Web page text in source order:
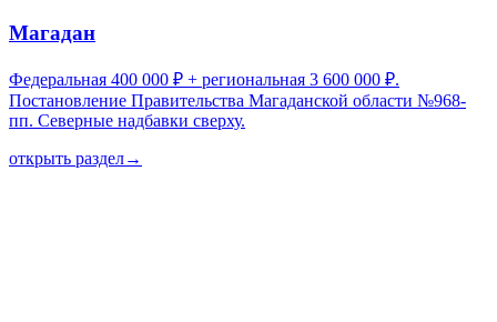
Магадан
Федеральная 400 000 ₽ + региональная 3 600 000 ₽.
Постановление Правительства Магаданской области №968-
пп. Северные надбавки сверху.
открыть раздел→